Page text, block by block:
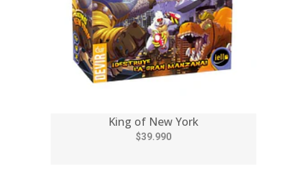
King of New York
$39.990